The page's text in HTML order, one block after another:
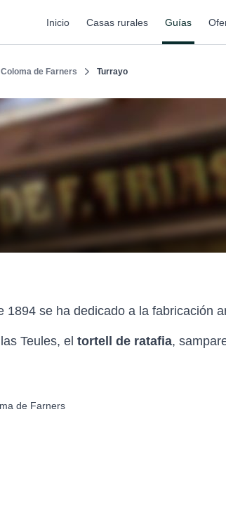
Inicio Casas rurales Guías
de Farners Turrayo
se ha dedicado a la fabricación
Teules, el tortell de ratafia,
de Farners